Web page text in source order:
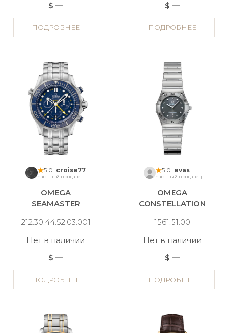
$ —
ПОДРОБНЕЕ
$ —
ПОДРОБНЕЕ
5.0 croise77
Частный продавец
OMEGA
SEAMASTER
212.30.44.52.03.001
Нет в наличии
$ —
ПОДРОБНЕЕ
5.0 evas
Частный продавец
OMEGA
CONSTELLATION
1561.51.00
Нет в наличии
$ —
ПОДРОБНЕЕ